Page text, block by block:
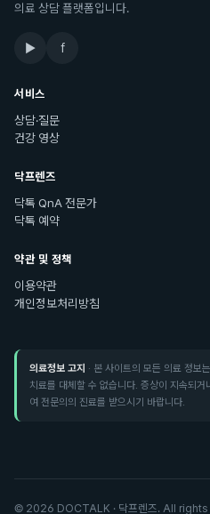
의료 상담 플랫폼입니다.
▶ f
서비스
상담·질문
건강 영상
닥프렌즈
닥톡 QnA 전문가
닥톡 예약
약관 및 정책
이용약관
개인정보처리방침
의료정보 고지 · 본 사이트의 모든 의료 정보
치료를 대체할 수 없습니다. 증상이 지속되
여 전문의의 진료를 받으시기 바랍니다.
© 2026 DOCTALK · 닥프렌즈. All